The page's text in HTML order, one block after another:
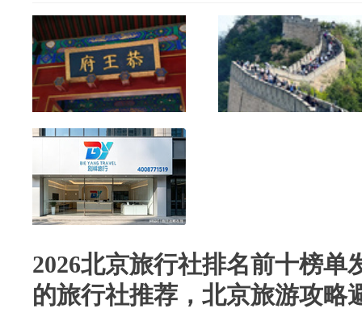
2026北京旅行社排名前十榜单
的旅行社推荐，北京旅游攻略